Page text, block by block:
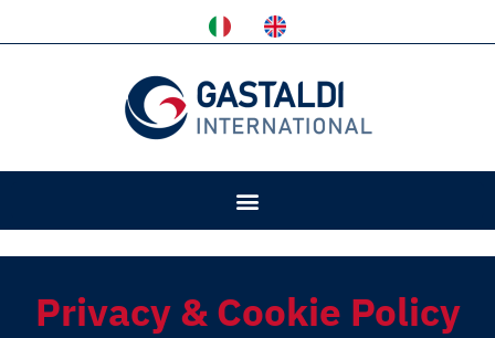
Privacy & Cookie Policy